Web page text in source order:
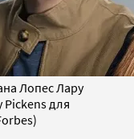
Лопес Лару
Pickens для